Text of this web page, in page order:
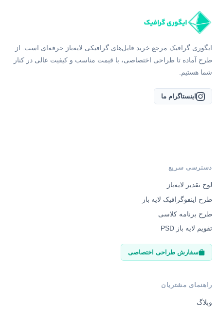
ایگوری گرافیک مرجع خرید فایل‌های گرافیکی لایه‌باز حرفه‌ای است. از
طرح آماده تا طراحی اختصاصی، با قیمت مناسب و کیفیت عالی در کنار
شما هستیم.
اینستاگرام ما
دسترسی سریع
لوح تقدیر لایه‌باز
طرح اینفوگرافیک لایه باز
طرح برنامه کلاسی
تقویم لایه باز PSD
سفارش طراحی اختصاصی
راهنمای مشتریان
وبلاگ